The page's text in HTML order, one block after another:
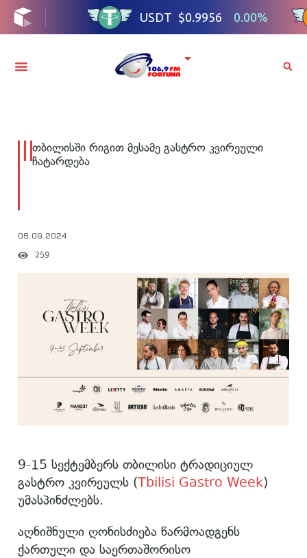
თბილისში რიგით მესამე გასტრო კვირეული
ჩატარდება
06.09.2024
259
9-15 სექტემბერს თბილისი ტრადიციულ
გასტრო კვირეულს (Tbilisi Gastro Week)
უმასპინძლებს.
აღნიშნული ღონისძიება წარმოადგენს
ქართული და საერთაშორისო